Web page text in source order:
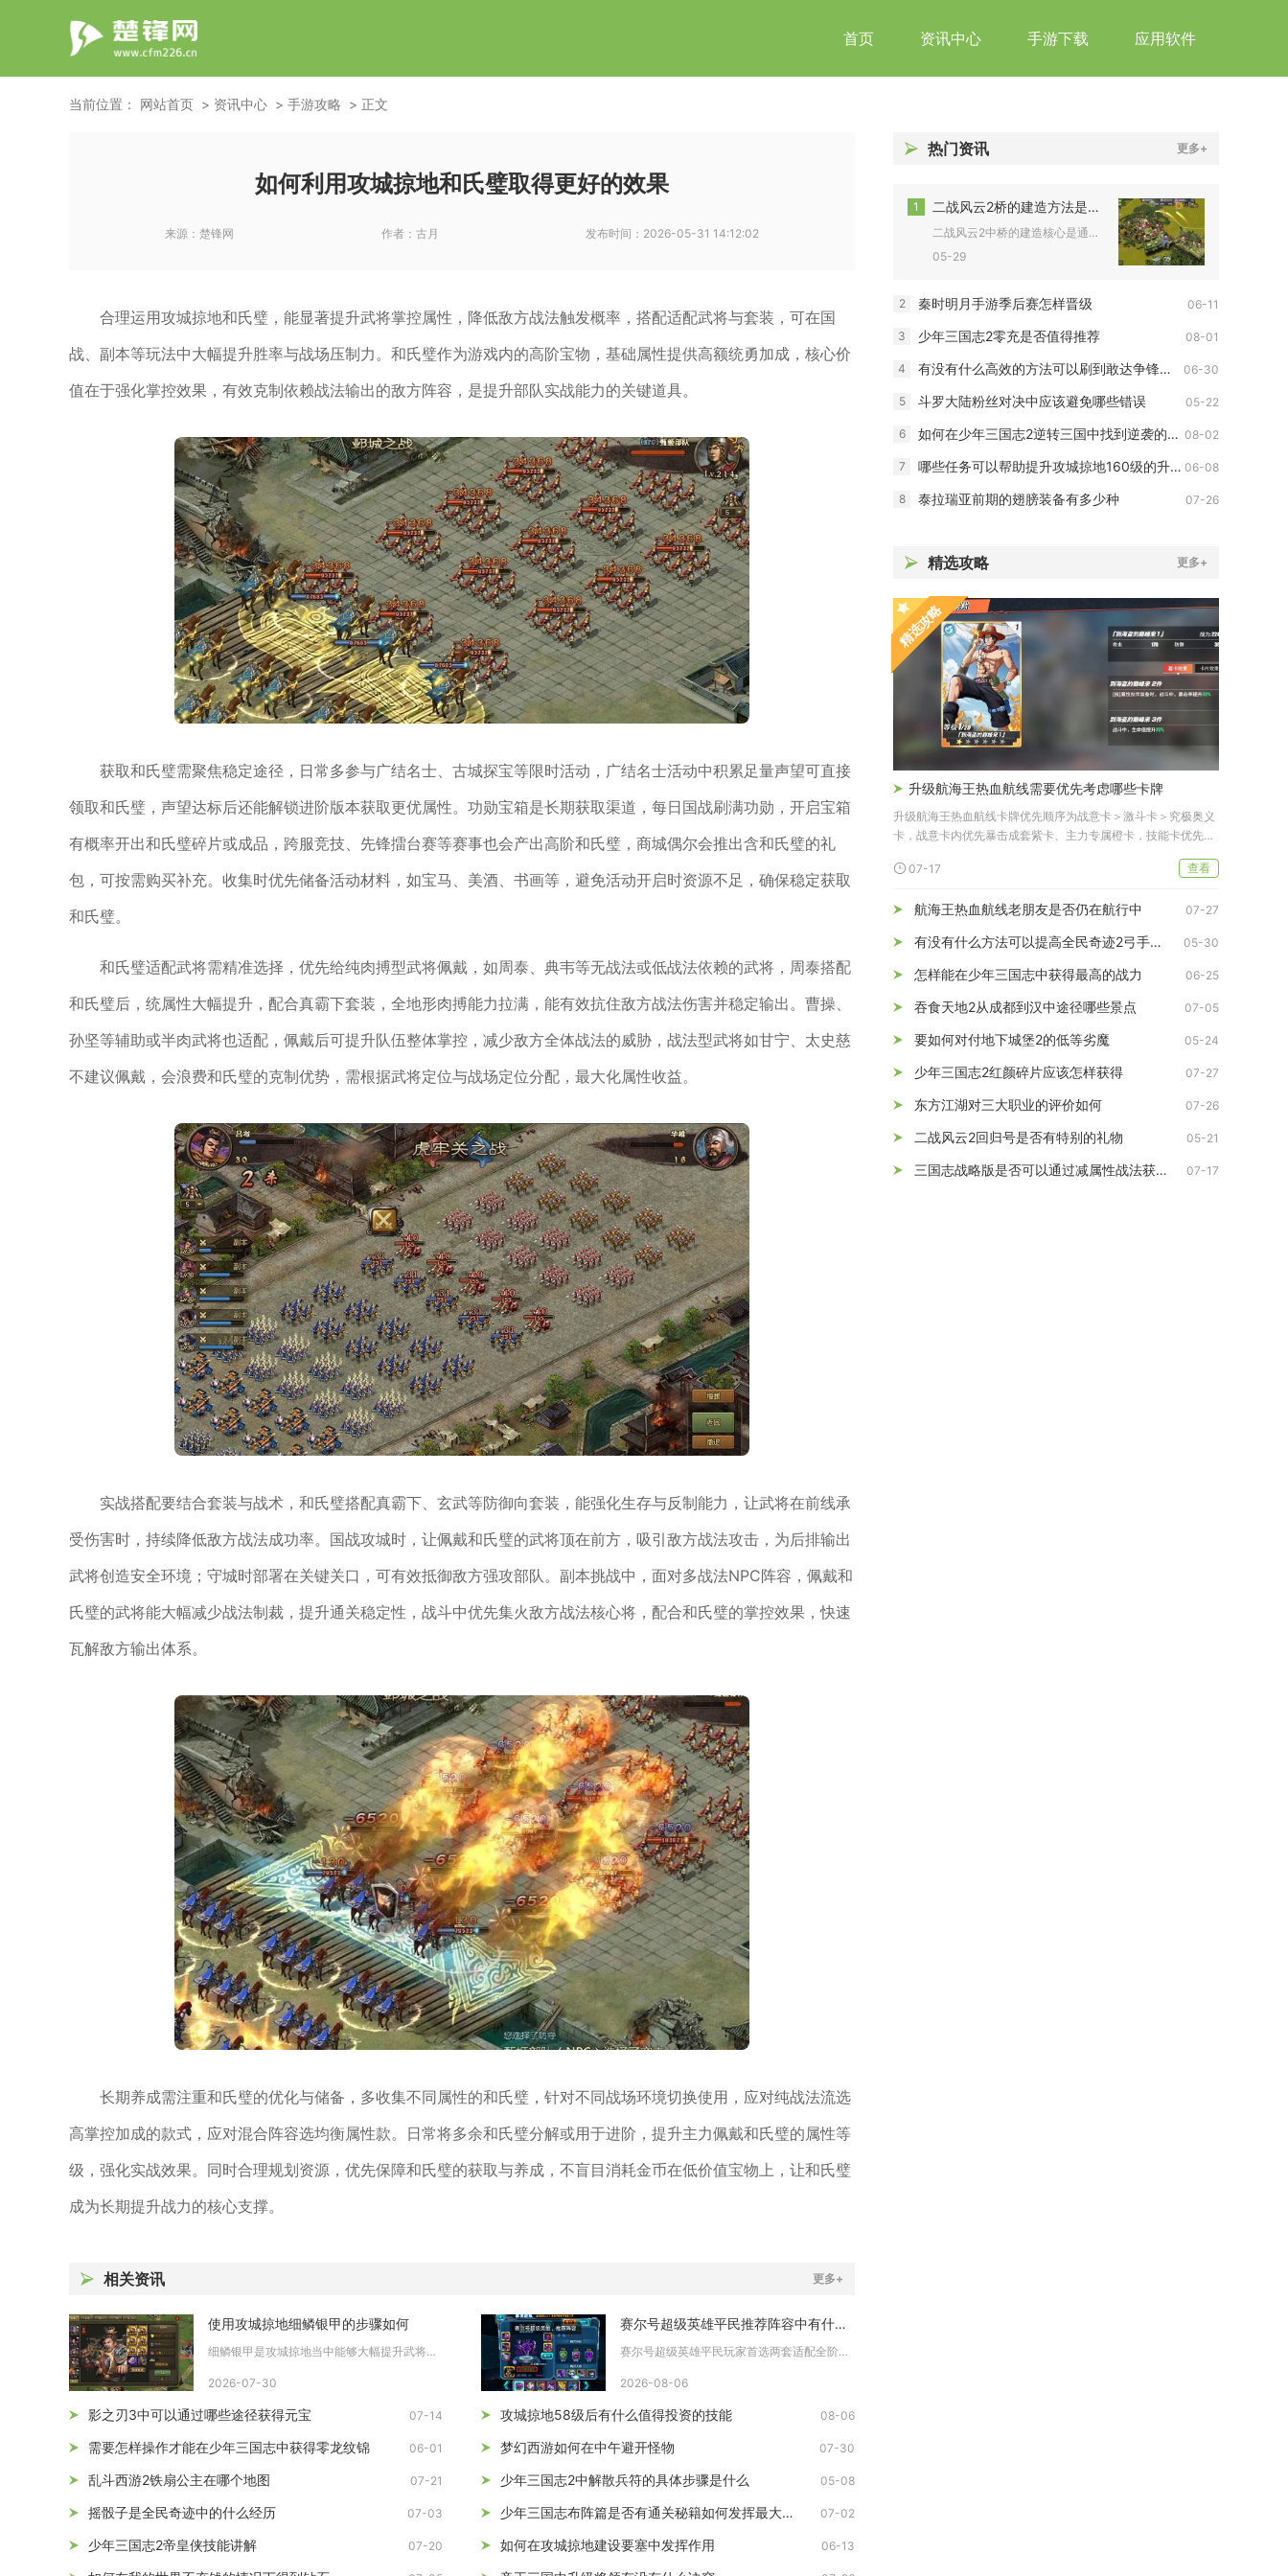
首页 资讯中心 手游下载 应用软件
当前位置： 网站首页 资讯中心 手游攻略 正文
如何利用攻城掠地和氏璧取得更好的效果
来源： 楚锋网 作者： 古月 发布时间： 2026-05-31 14:12:02
合理运用攻城掠地和氏璧，能显著提升武将掌控属性，降低敌方战法触发概率，搭配适配武将与套装，可在国
战、副本等玩法中大幅提升胜率与战场压制力。和氏璧作为游戏内的高阶宝物，基础属性提供高额统勇加成，核心价
值在于强化掌控效果，有效克制依赖战法输出的敌方阵容，是提升部队实战能力的关键道具。
获取和氏璧需聚焦稳定途径，日常多参与广结名士、古城探宝等限时活动，广结名士活动中积累足量声望可直接
领取和氏璧，声望达标后还能解锁进阶版本获取更优属性。功勋宝箱是长期获取渠道，每日国战刷满功勋，开启宝箱
有概率开出和氏璧碎片或成品，跨服竞技、先锋擂台赛等赛事也会产出高阶和氏璧，商城偶尔会推出含和氏璧的礼
包，可按需购买补充。收集时优先储备活动材料，如宝马、美酒、书画等，避免活动开启时资源不足，确保稳定获取
和氏璧。
和氏璧适配武将需精准选择，优先给纯肉搏型武将佩戴，如周泰、典韦等无战法或低战法依赖的武将，周泰搭配
和氏璧后，统属性大幅提升，配合真霸下套装，全地形肉搏能力拉满，能有效抗住敌方战法伤害并稳定输出。曹操、
孙坚等辅助或半肉武将也适配，佩戴后可提升队伍整体掌控，减少敌方全体战法的威胁，战法型武将如甘宁、太史慈
不建议佩戴，会浪费和氏璧的克制优势，需根据武将定位与战场定位分配，最大化属性收益。
实战搭配要结合套装与战术，和氏璧搭配真霸下、玄武等防御向套装，能强化生存与反制能力，让武将在前线承
受伤害时，持续降低敌方战法成功率。国战攻城时，让佩戴和氏璧的武将顶在前方，吸引敌方战法攻击，为后排输出
武将创造安全环境；守城时部署在关键关口，可有效抵御敌方强攻部队。副本挑战中，面对多战法NPC阵容，佩戴和
氏璧的武将能大幅减少战法制裁，提升通关稳定性，战斗中优先集火敌方战法核心将，配合和氏璧的掌控效果，快速
瓦解敌方输出体系。
长期养成需注重和氏璧的优化与储备，多收集不同属性的和氏璧，针对不同战场环境切换使用，应对纯战法流选
高掌控加成的款式，应对混合阵容选均衡属性款。日常将多余和氏璧分解或用于进阶，提升主力佩戴和氏璧的属性等
级，强化实战效果。同时合理规划资源，优先保障和氏璧的获取与养成，不盲目消耗金币在低价值宝物上，让和氏璧
成为长期提升战力的核心支撑。
相关资讯 更多+
使用攻城掠地细鳞银甲的步骤如何
细鳞银甲是攻城掠地当中能够大幅提升武将生存能力的专属装备，合...
2026-07-30
赛尔号超级英雄平民推荐阵容中有什么实用小伙伴
赛尔号超级英雄平民玩家首选两套适配全阶段的实用小伙伴阵容，一...
2026-08-06
影之刃3中可以通过哪些途径获得元宝 07-14 攻城掠地58级后有什么值得投资的技能 08-06
需要怎样操作才能在少年三国志中获得零龙纹锦 06-01 梦幻西游如何在中午避开怪物 07-30
乱斗西游2铁扇公主在哪个地图 07-21 少年三国志2中解散兵符的具体步骤是什么 05-08
摇骰子是全民奇迹中的什么经历 07-03 少年三国志布阵篇是否有通关秘籍如何发挥最大效果 07-02
少年三国志2帝皇侠技能讲解 07-20 如何在攻城掠地建设要塞中发挥作用 06-13
热门资讯 更多+
1 二战风云2桥的建造方法是什么
二战风云2中桥的建造核心是通过工程车在浅滩水域搭建浮桥，需满...
05-29
2 秦时明月手游季后赛怎样晋级 06-11
3 少年三国志2零充是否值得推荐 08-01
4 有没有什么高效的方法可以刷到敢达争锋对决的点卷 06-30
5 斗罗大陆粉丝对决中应该避免哪些错误 05-22
6 如何在少年三国志2逆转三国中找到逆袭的机会 08-02
7 哪些任务可以帮助提升攻城掠地160级的升级速度 06-08
8 泰拉瑞亚前期的翅膀装备有多少种 07-26
精选攻略 更多+
精选攻略
升级航海王热血航线需要优先考虑哪些卡牌
升级航海王热血航线卡牌优先顺序为战意卡＞激斗卡＞究极奥义
卡，战意卡内优先暴击成套紫卡、主力专属橙卡，技能卡优先输
07-17
查看
航海王热血航线老朋友是否仍在航行中 07-27
有没有什么方法可以提高全民奇迹2弓手的伤害 05-30
怎样能在少年三国志中获得最高的战力 06-25
吞食天地2从成都到汉中途径哪些景点 07-05
要如何对付地下城堡2的低等劣魔 05-24
少年三国志2红颜碎片应该怎样获得 07-27
东方江湖对三大职业的评价如何 07-26
二战风云2回归号是否有特别的礼物 05-21
三国志战略版是否可以通过减属性战法获得胜利 07-17